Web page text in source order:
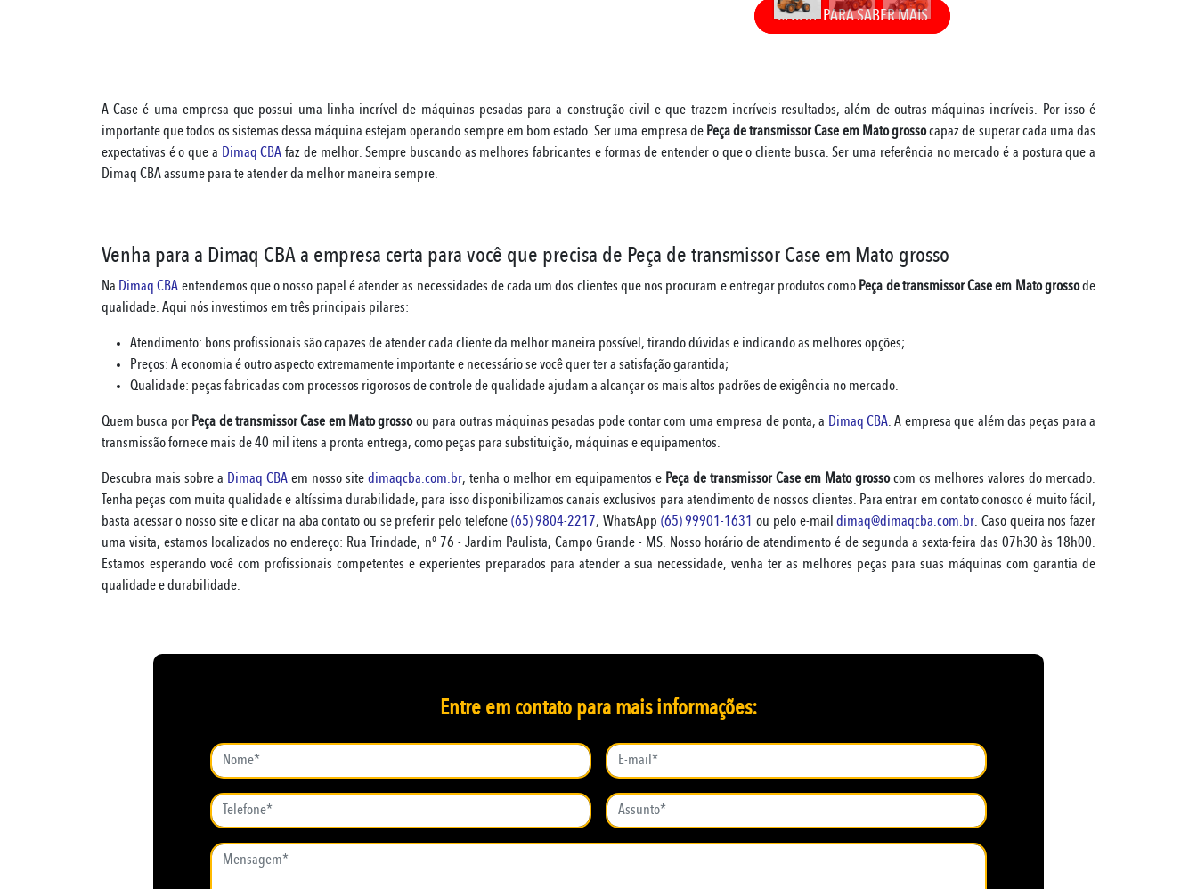
CLIQUE PARA SABER MAIS
A Case é uma empresa que possui uma linha incrível de máquinas pesadas para a construção civil e que trazem incríveis resultados, além de outras máquinas incríveis. Por isso é
importante que todos os sistemas dessa máquina estejam operando sempre em bom estado. Ser uma empresa de Peça de transmissor Case em Mato grossocapaz de superar cada uma das
expectativas é o que a Dimaq CBA faz de melhor. Sempre buscando as melhores fabricantes e formas de entender o que o cliente busca. Ser uma referência no mercado é a postura que a
Dimaq CBA assume para te atender da melhor maneira sempre.
Venha para a Dimaq CBA a empresa certa para você que precisa de Peça de transmissor Case em Mato grosso
Na Dimaq CBA entendemos que o nosso papel é atender as necessidades de cada um dos clientes que nos procuram e entregar produtos como Peça de transmissor Case em Mato grossode
qualidade. Aqui nós investimos em três principais pilares:
Atendimento: bons profissionais são capazes de atender cada cliente da melhor maneira possível, tirando dúvidas e indicando as melhores opções;
Preços: A economia é outro aspecto extremamente importante e necessário se você quer ter a satisfação garantida;
Qualidade: peças fabricadas com processos rigorosos de controle de qualidade ajudam a alcançar os mais altos padrões de exigência no mercado.
Quem busca por Peça de transmissor Case em Mato grossoou para outras máquinas pesadas pode contar com uma empresa de ponta, a Dimaq CBA. A empresa que além das peças para a
transmissão fornece mais de 40 mil itens a pronta entrega, como peças para substituição, máquinas e equipamentos.
Descubra mais sobre a Dimaq CBA em nosso site dimaqcba.com.br, tenha o melhor em equipamentos e Peça de transmissor Case em Mato grossocom os melhores valores do mercado.
Tenha peças com muita qualidade e altíssima durabilidade, para isso disponibilizamos canais exclusivos para atendimento de nossos clientes. Para entrar em contato conosco é muito fácil,
basta acessar o nosso site e clicar na aba contato ou se preferir pelo telefone (65) 9804-2217, WhatsApp (65) 99901-1631 ou pelo e-maildimaq@dimaqcba.com.br. Caso queira nos fazer
uma visita, estamos localizados no endereço: Rua Trindade, nº 76 - Jardim Paulista, Campo Grande - MS. Nosso horário de atendimento é de segunda a sexta-feira das 07h30 às 18h00.
Estamos esperando você com profissionais competentes e experientes preparados para atender a sua necessidade, venha ter as melhores peças para suas máquinas com garantia de
qualidade e durabilidade.
Entre em contato para mais informações: